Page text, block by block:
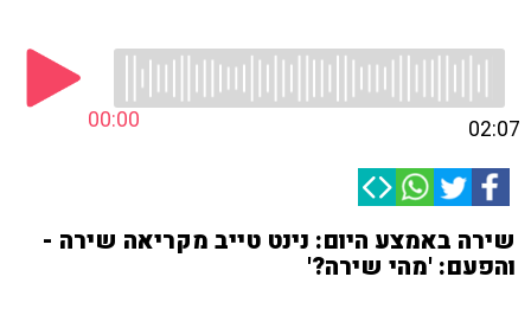
00:00 02:07
שירה באמצע היום: נינט טייב מקריאה שירה -
והפעם: 'מהי שירה?'